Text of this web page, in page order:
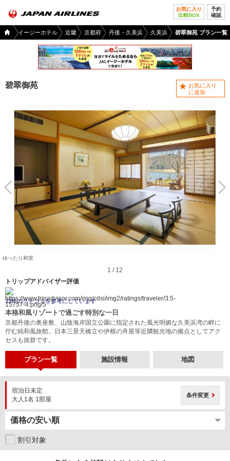
お気に入り
比較BOX
予約
確認
国内
ツアJALイージーホテル 近畿 京都府 丹後・久美浜 久美浜 碧翠御苑 プラン一覧
碧翠御苑
お気に入り
に追加
ゆったり和室
1 / 12
前へ 次へ
トリップアドバイザー評価
33件のクチコミを参考にしています
本格和風リゾートで過ごす特別な一日
京都丹後の奥座敷、山陰海岸国立公園に指定された風光明媚な久美浜湾の畔に
佇む純和風旅館。日本三景天橋立や伊根の舟屋等近隣観光地の拠点としてアク
セスも抜群です。
プラン一覧 施設情報 地図
宿泊日未定
大人1名 1部屋
条件変更
割引対象